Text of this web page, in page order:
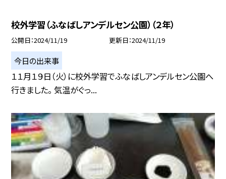
校外学習（ふなばしアンデルセン公園）（２年）
公開日 2024/11/19 更新日 2024/11/19
今日の出来事
１１月１９日（火）に校外学習でふなばしアンデルセン公園へ
行きました。 気温がぐっ...